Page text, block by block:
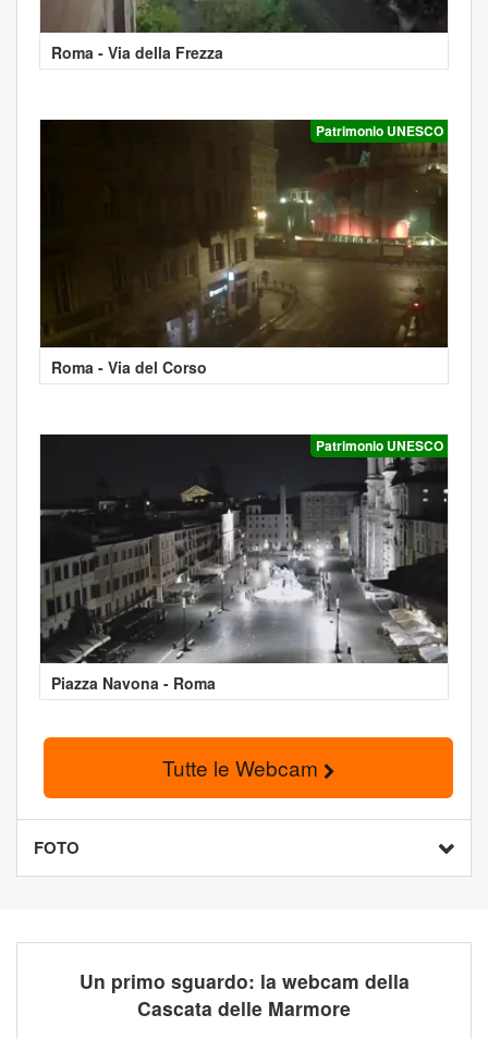
Roma - Via della Frezza
Patrimonio UNESCO
Roma - Via del Corso
Patrimonio UNESCO
Piazza Navona - Roma
Tutte le Webcam
FOTO
Un primo sguardo: la webcam della
Cascata delle Marmore